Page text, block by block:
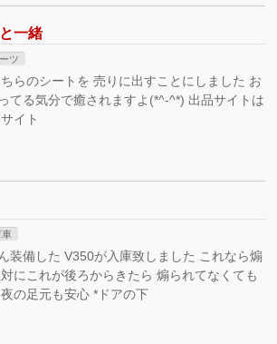
一緒
ツ
らのシートを 売りに出すことにしました お
てる気分で癒されますよ(*^-^*) 出品サイトは
イト
車
装備した V350が入庫致しました これなら煽
にこれが後ろからきたら 煽られてなくても
の足元も安心 *ドアの下